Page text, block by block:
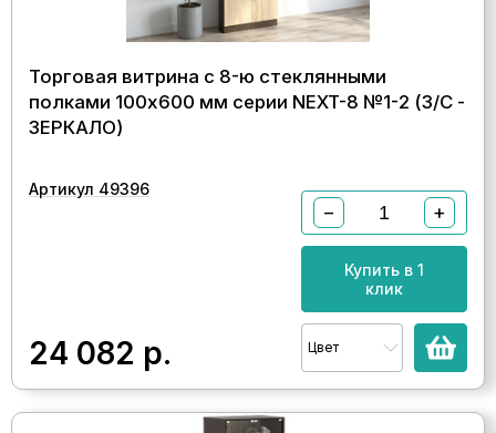
Торговая витрина с 8-ю стеклянными
полками 100x600 мм серии NEXT-8 №1-2 (З/C -
ЗЕРКАЛО)
Артикул 49396
24 082 р.
− +
Купить в 1
клик
Цвет